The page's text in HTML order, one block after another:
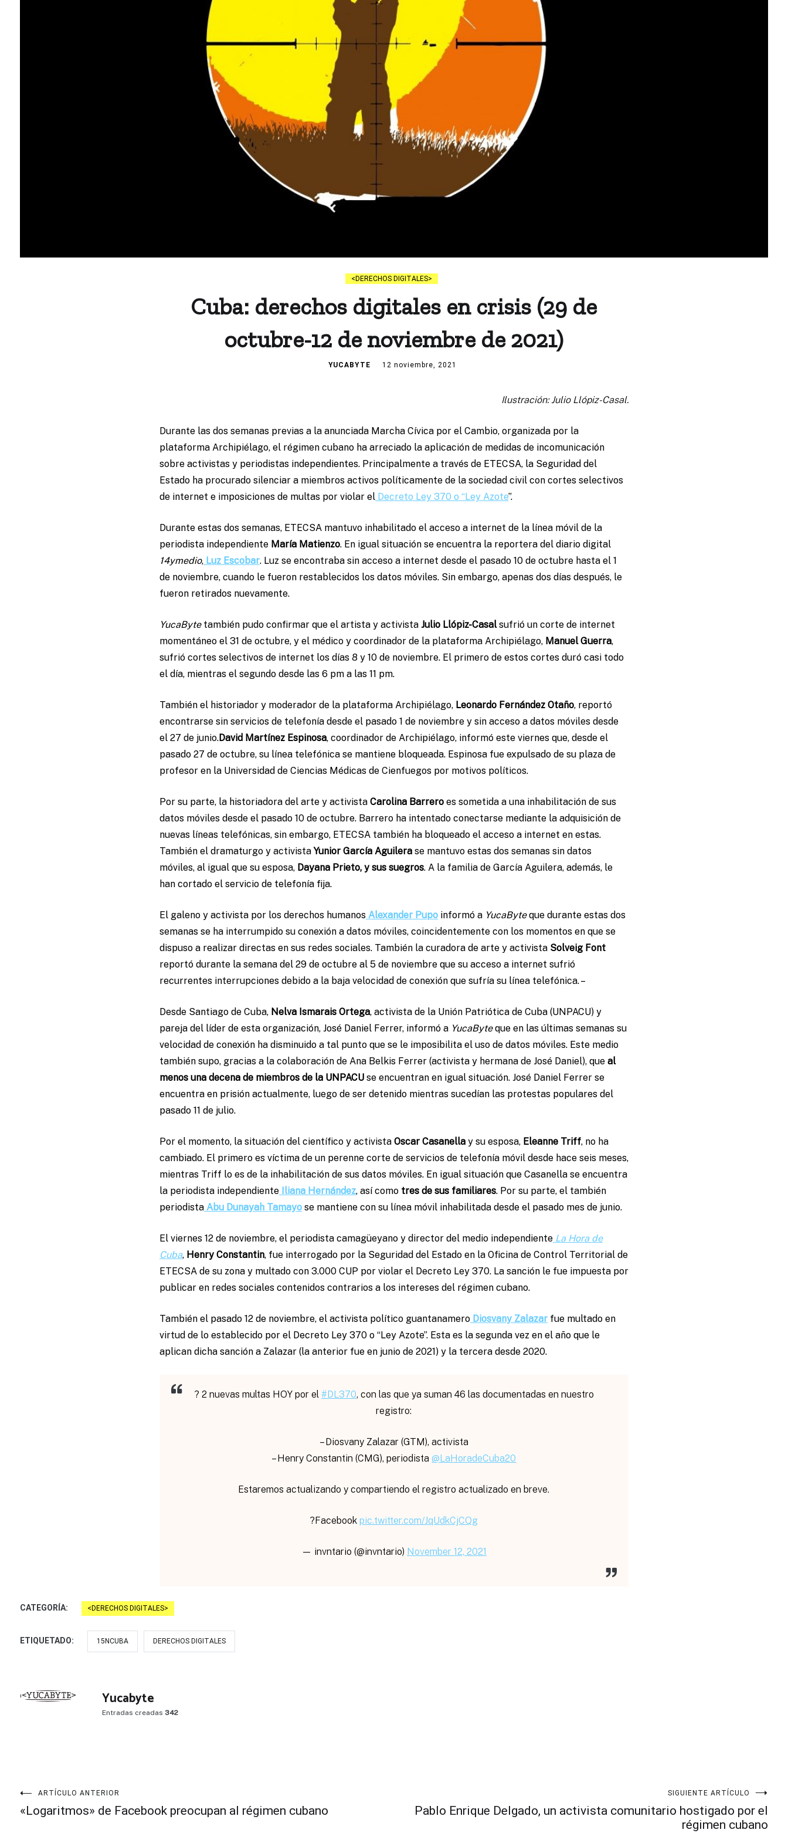
DERECHOS DIGITALES
Cuba: derechos digitales en crisis (29 de
octubre-12 de noviembre de 2021)
YUCABYTE 12 noviembre, 2021
Ilustración: Julio Llópiz-Casal.
Durante las dos semanas previas a la anunciada Marcha Cívica por el Cambio, organizada por la
plataforma Archipiélago, el régimen cubano ha arreciado la aplicación de medidas de incomunicación
sobre activistas y periodistas independientes. Principalmente a través de ETECSA, la Seguridad del
Estado ha procurado silenciar a miembros activos políticamente de la sociedad civil con cortes selectivos
de internet e imposiciones de multas por violar el Decreto Ley 370 o “Ley Azote”.
Durante estas dos semanas, ETECSA mantuvo inhabilitado el acceso a internet de la línea móvil de la
periodista independiente María Matienzo. En igual situación se encuentra la reportera del diario digital
14ymedio, Luz Escobar. Luz se encontraba sin acceso a internet desde el pasado 10 de octubre hasta el 1
de noviembre, cuando le fueron restablecidos los datos móviles. Sin embargo, apenas dos días después, le
fueron retirados nuevamente.
YucaByte también pudo confirmar que el artista y activista Julio Llópiz-Casalsufrió un corte de internet
momentáneo el 31 de octubre, y el médico y coordinador de la plataforma Archipiélago, Manuel Guerra,
sufrió cortes selectivos de internet los días 8 y 10 de noviembre. El primero de estos cortes duró casi todo
el día, mientras el segundo desde las 6 pm a las 11 pm.
También el historiador y moderador de la plataforma Archipiélago, Leonardo Fernández Otaño, reportó
encontrarse sin servicios de telefonía desde el pasado 1 de noviembre y sin acceso a datos móviles desde
el 27 de junio.David Martínez Espinosa, coordinador de Archipiélago, informó este viernes que, desde el
pasado 27 de octubre, su línea telefónica se mantiene bloqueada. Espinosa fue expulsado de su plaza de
profesor en la Universidad de Ciencias Médicas de Cienfuegos por motivos políticos.
Por su parte, la historiadora del arte y activista Carolina Barreroes sometida a una inhabilitación de sus
datos móviles desde el pasado 10 de octubre. Barrero ha intentado conectarse mediante la adquisición de
nuevas líneas telefónicas, sin embargo, ETECSA también ha bloqueado el acceso a internet en estas.
También el dramaturgo y activistaYunior García Aguilera se mantuvo estas dos semanas sin datos
móviles, al igual que su esposa, Dayana Prieto, y sus suegros. A la familia de García Aguilera, además, le
han cortado el servicio de telefonía fija.
El galeno y activista por los derechos humanos Alexander Pupoinformó a YucaByteque durante estas dos
semanas se ha interrumpido su conexión a datos móviles, coincidentemente con los momentos en que se
dispuso a realizar directas en sus redes sociales. También la curadora de arte y activista Solveig Font
reportó durante la semana del 29 de octubre al 5 de noviembre que su acceso a internet sufrió
recurrentes interrupciones debido a la baja velocidad de conexión que sufría su línea telefónica. –
Desde Santiago de Cuba, Nelva Ismarais Ortega, activista de la Unión Patriótica de Cuba (UNPACU) y
pareja del líder de esta organización, José Daniel Ferrer, informó a YucaByteque en las últimas semanas su
velocidad de conexión ha disminuido a tal punto que se le imposibilita el uso de datos móviles. Este medio
también supo, gracias a la colaboración de Ana Belkis Ferrer (activista y hermana de José Daniel), que al
menos una decena de miembros de la UNPACUse encuentran en igual situación. José Daniel Ferrer se
encuentra en prisión actualmente, luego de ser detenido mientras sucedían las protestas populares del
pasado 11 de julio.
Por el momento, la situación del científico y activista Oscar Casanellay su esposa, Eleanne Triff, no ha
cambiado. El primero es víctima de un perenne corte de servicios de telefonía móvil desde hace seis meses,
mientras Triff lo es de la inhabilitación de sus datos móviles. En igual situación que Casanella se encuentra
la periodista independiente Iliana Hernández, así como tres de sus familiares. Por su parte, el también
periodista Abu Dunayah Tamayose mantiene con su línea móvil inhabilitada desde el pasado mes de junio.
El viernes 12 de noviembre, el periodista camagüeyano y director del medio independiente La Hora de
Cuba, Henry Constantin, fue interrogado por la Seguridad del Estado en la Oficina de Control Territorial de
ETECSA de su zona y multado con 3.000 CUP por violar el Decreto Ley 370. La sanción le fue impuesta por
publicar en redes sociales contenidos contrarios a los intereses del régimen cubano.
También el pasado 12 de noviembre, el activista político guantanamero Diosvany Zalazarfue multado en
virtud de lo establecido por el Decreto Ley 370 o “Ley Azote”. Esta es la segunda vez en el año que le
aplican dicha sanción a Zalazar (la anterior fue en junio de 2021) y la tercera desde 2020.
? 2 nuevas multas HOY por el #DL370, con las que ya suman 46 las documentadas en nuestro
registro:
– Diosvany Zalazar (GTM), activista
– Henry Constantin (CMG), periodista@LaHoradeCuba20
Estaremos actualizando y compartiendo el registro actualizado en breve.
?Facebookpic.twitter.com/JqUdkCjCQg
— invntario (@invntario) November 12, 2021
CATEGORÍA: DERECHOS DIGITALES
ETIQUETADO: 15NCUBA DERECHOS DIGITALES
Yucabyte
Entradas creadas 342
Navegación
ARTÍCULO ANTERIOR
«Logaritmos» de Facebook preocupan al régimen cubano
SIGUIENTE ARTÍCULO
Pablo Enrique Delgado, un activista comunitario hostigado por el
régimen cubano